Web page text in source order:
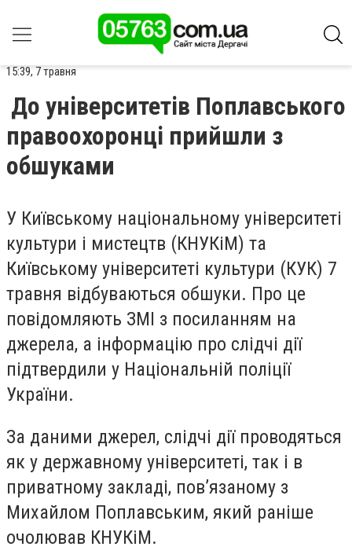
15:39, 7 травня
До університетів Поплавського
правоохоронці прийшли з
обшуками
У Київському національному університеті
культури і мистецтв (КНУКіМ) та
Київському університеті культури (КУК) 7
травня відбуваються обшуки. Про це
повідомляють ЗМІ з посиланням на
джерела, а інформацію про слідчі дії
підтвердили у Національній поліції
України.
За даними джерел, слідчі дії проводяться
як у державному університеті, так і в
приватному закладі, пов’язаному з
Михайлом Поплавським, який раніше
очолював КНУКіМ.